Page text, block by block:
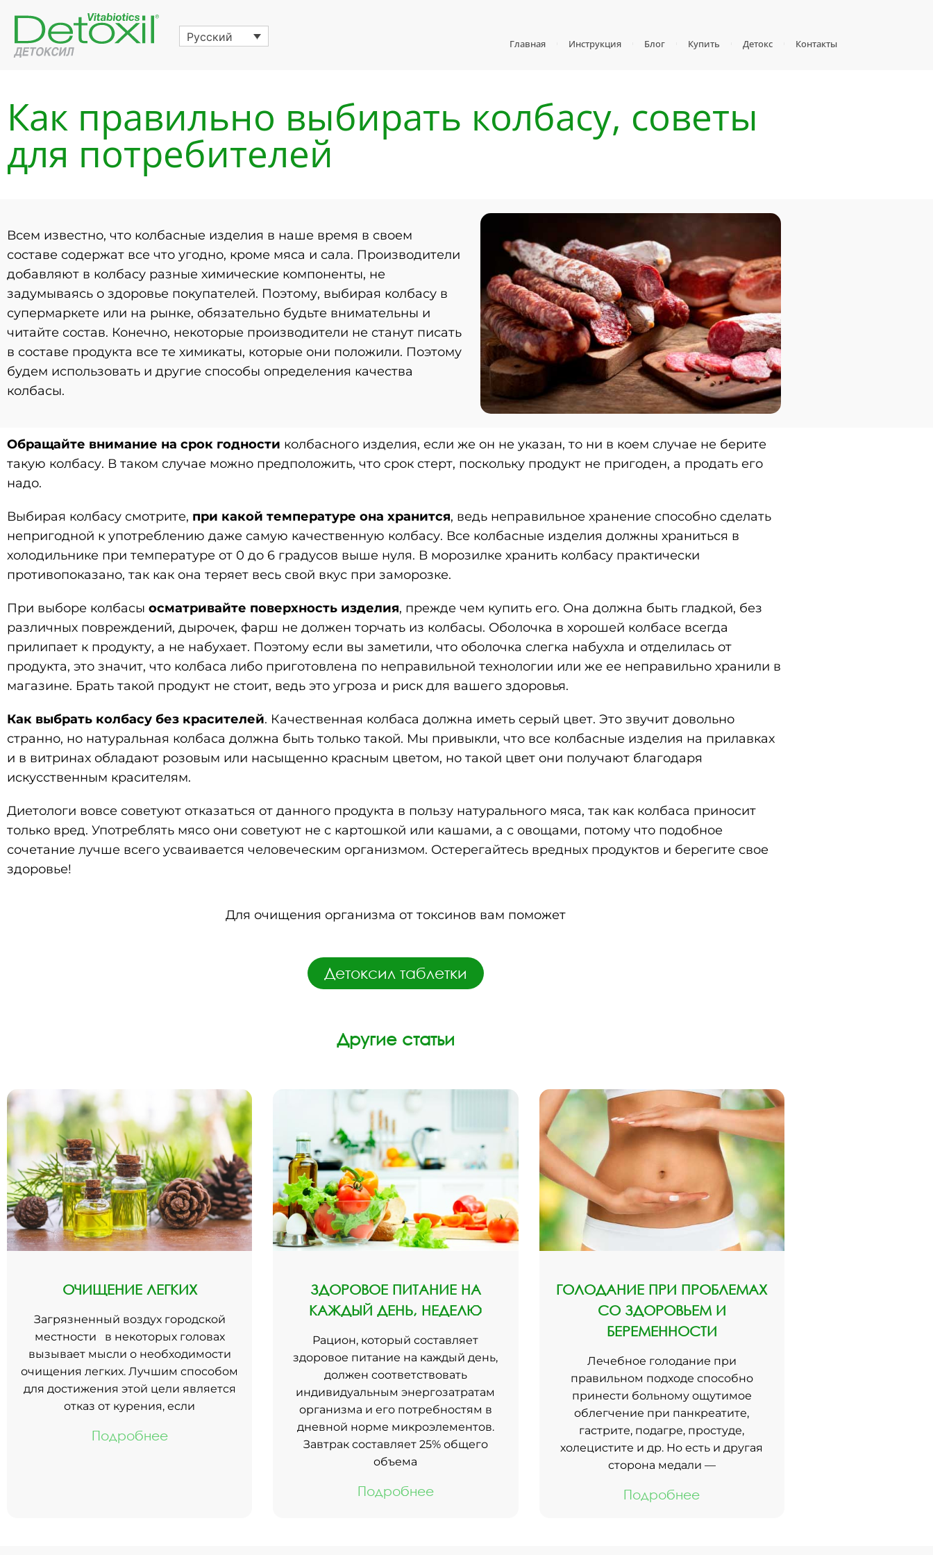
Русский
Главная Инструкция Блог Купить Детокс Контакты
Как правильно выбирать колбасу, советы
для потребителей
Всем известно, что колбасные изделия в наше время в своем
составе содержат все что угодно, кроме мяса и сала. Производители
добавляют в колбасу разные химические компоненты, не
задумываясь о здоровье покупателей. Поэтому, выбирая колбасу в
супермаркете или на рынке, обязательно будьте внимательны и
читайте состав. Конечно, некоторые производители не станут писать
в составе продукта все те химикаты, которые они положили. Поэтому
будем использовать и другие способы определения качества
колбасы.
Обращайте внимание на срок годности колбасного изделия, если же он не указан, то ни в коем случае не берите
такую колбасу. В таком случае можно предположить, что срок стерт, поскольку продукт не пригоден, а продать его
надо.
Выбирая колбасу смотрите, при какой температуре она хранится, ведь неправильное хранение способно сделать
непригодной к употреблению даже самую качественную колбасу. Все колбасные изделия должны храниться в
холодильнике при температуре от 0 до 6 градусов выше нуля. В морозилке хранить колбасу практически
противопоказано, так как она теряет весь свой вкус при заморозке.
При выборе колбасы осматривайте поверхность изделия, прежде чем купить его. Она должна быть гладкой, без
различных повреждений, дырочек, фарш не должен торчать из колбасы. Оболочка в хорошей колбасе всегда
прилипает к продукту, а не набухает. Поэтому если вы заметили, что оболочка слегка набухла и отделилась от
продукта, это значит, что колбаса либо приготовлена по неправильной технологии или же ее неправильно хранили в
магазине. Брать такой продукт не стоит, ведь это угроза и риск для вашего здоровья.
Как выбрать колбасу без красителей. Качественная колбаса должна иметь серый цвет. Это звучит довольно
странно, но натуральная колбаса должна быть только такой. Мы привыкли, что все колбасные изделия на прилавках
и в витринах обладают розовым или насыщенно красным цветом, но такой цвет они получают благодаря
искусственным красителям.
Диетологи вовсе советуют отказаться от данного продукта в пользу натурального мяса, так как колбаса приносит
только вред. Употреблять мясо они советуют не с картошкой или кашами, а с овощами, потому что подобное
сочетание лучше всего усваивается человеческим организмом. Остерегайтесь вредных продуктов и берегите свое
здоровье!
Для очищения организма от токсинов вам поможет
Детоксил таблетки
Другие статьи
ОЧИЩЕНИЕ ЛЕГКИХ
Загрязненный воздух городской
местности в некоторых головах
вызывает мысли о необходимости
очищения легких. Лучшим способом
для достижения этой цели является
отказ от курения, если
Подробнее
ЗДОРОВОЕ ПИТАНИЕ НА
КАЖДЫЙ ДЕНЬ, НЕДЕЛЮ
Рацион, который составляет
здоровое питание на каждый день,
должен соответствовать
индивидуальным энергозатратам
организма и его потребностям в
дневной норме микроэлементов.
Завтрак составляет 25% общего
объема
Подробнее
ГОЛОДАНИЕ ПРИ ПРОБЛЕМАХ
СО ЗДОРОВЬЕМ И
БЕРЕМЕННОСТИ
Лечебное голодание при
правильном подходе способно
принести больному ощутимое
облегчение при панкреатите,
гастрите, подагре, простуде,
холецистите и др. Но есть и другая
сторона медали —
Подробнее